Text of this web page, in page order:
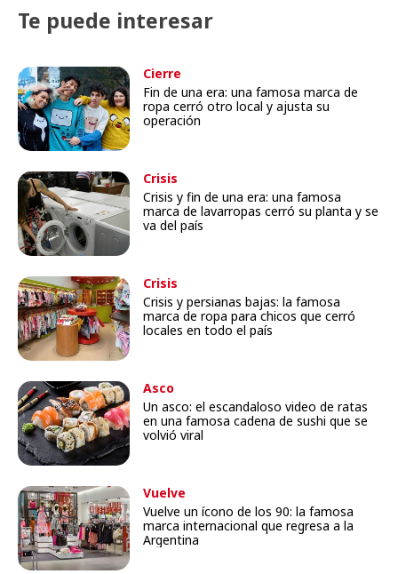
Te puede interesar
Cierre
Fin de una era: una famosa marca de
ropa cerró otro local y ajusta su
operación
Crisis
Crisis y fin de una era: una famosa
marca de lavarropas cerró su planta y se
va del país
Crisis
Crisis y persianas bajas: la famosa
marca de ropa para chicos que cerró
locales en todo el país
Asco
Un asco: el escandaloso video de ratas
en una famosa cadena de sushi que se
volvió viral
Vuelve
Vuelve un ícono de los 90: la famosa
marca internacional que regresa a la
Argentina